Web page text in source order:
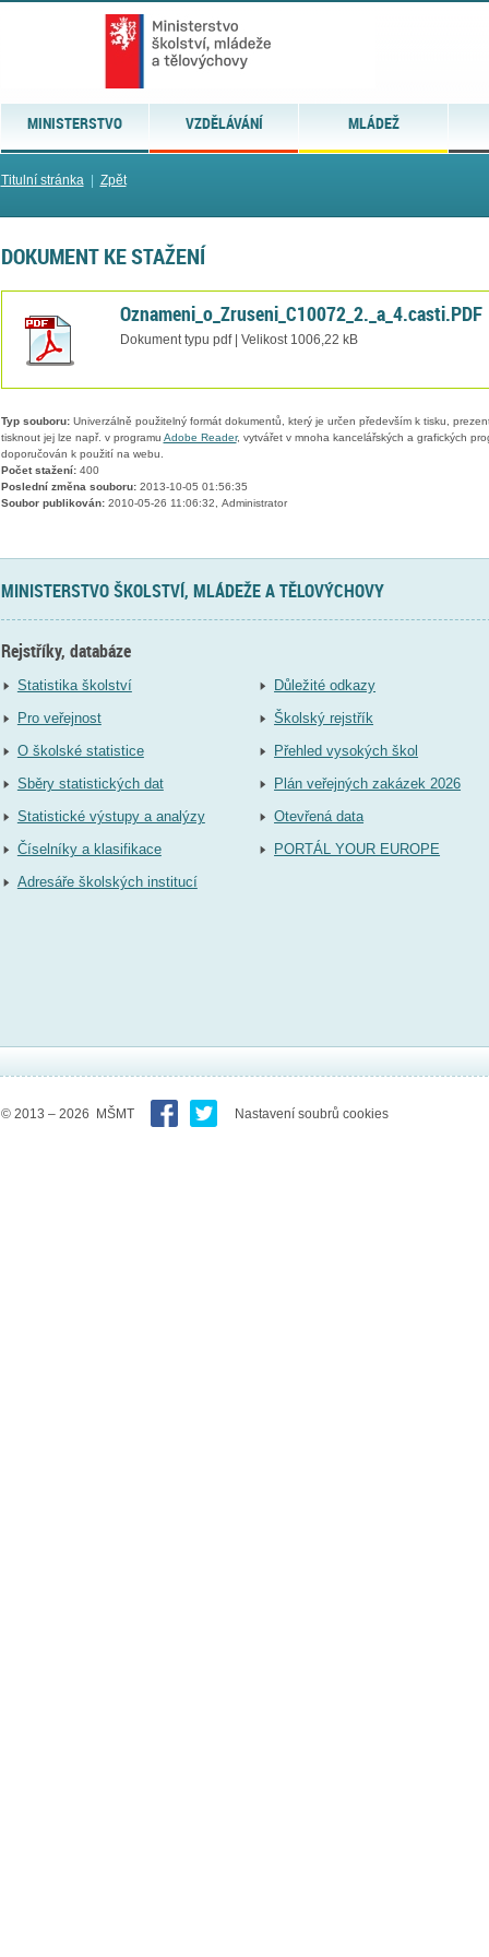
MINISTERSTVO VZDĚLÁVÁNÍ MLÁDEŽ
Titulní stránka| Zpět
DOKUMENT KE STAŽENÍ
Oznameni_o_Zruseni_C10072_2._a_4.casti.PDF
Dokument typu pdf | Velikost 1006,22 kB
Typ souboru:Univerzálně použitelný formát dokumentů, který je určen především k tisku,
tisknout jej lze např. v programu Adobe Reader, vytvářet v mnoha kancelářských a grafických
doporučován k použití na webu.
Počet stažení:400
Poslední změna souboru:2013-10-05 01:56:35
Soubor publikován:2010-05-26 11:06:32, Administrator
MINISTERSTVO ŠKOLSTVÍ, MLÁDEŽE A TĚLOVÝCHOVY
Rejstříky, databáze
Statistika školství
Pro veřejnost
O školské statistice
Sběry statistických dat
Statistické výstupy a analýzy
Číselníky a klasifikace
Adresáře školských institucí
Důležité odkazy
Školský rejstřík
Přehled vysokých škol
Plán veřejných zakázek 2026
Otevřená data
PORTÁL YOUR EUROPE
© 2013 – 2026 MŠMT Nastavení soubrů cookies